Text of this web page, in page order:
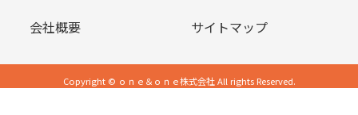
会社概要 サイトマップ
Copyright © ｏｎｅ＆ｏｎｅ株式会社 All rights Reserved.